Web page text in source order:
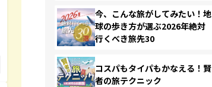
今、こんな旅がしてみたい！地
球の歩き方が選ぶ2026年絶対
行くべき旅先30
コスパもタイパもかなえる！賢
者の旅テクニック